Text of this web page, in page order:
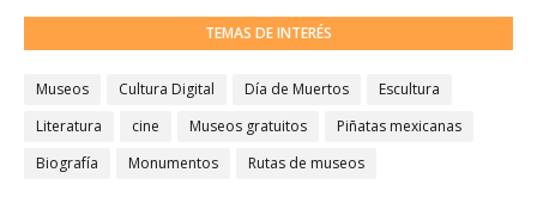
TEMAS DE INTERÉS
Museos Cultura Digital Día de Muertos
Escultura
Literatura
cine Museos gratuitos
Piñatas mexicanas
Biografía
Monumentos Rutas de museos